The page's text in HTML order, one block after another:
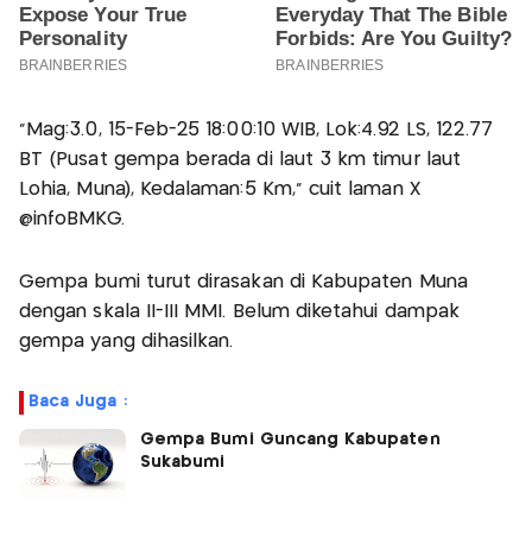
"Mag:3.0, 15-Feb-25 18:00:10 WIB, Lok:4.92 LS, 122.77
BT (Pusat gempa berada di laut 3 km timur laut
Lohia, Muna), Kedalaman:5 Km," cuit laman X
@infoBMKG.
Gempa bumi turut dirasakan di Kabupaten Muna
dengan skala II-III MMI. Belum diketahui dampak
gempa yang dihasilkan.
Baca Juga :
Gempa Bumi Guncang Kabupaten
Sukabumi